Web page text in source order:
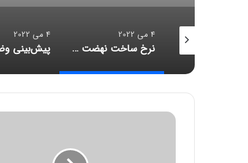
4 می 2022
نرخ ساخت نهضت ملی مسکن در سال ۱۴۰۱
4 می 2022
آ